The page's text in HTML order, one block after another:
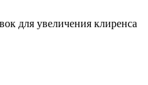
для увеличения клиренса